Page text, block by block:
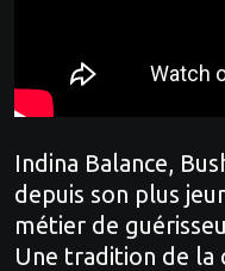
Indina Balance,
depuis son plus
métier de
Une tradition de la